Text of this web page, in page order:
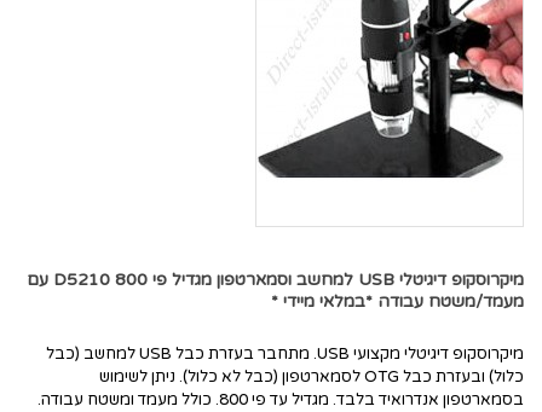
מיקרוסקופ דיגיטלי USB למחשב וסמארטפון מגדיל פי 800 D5210 עם
מעמד/משטח עבודה *במלאי מיידי *
מיקרוסקופ דיגיטלי מקצועי USB. מתחבר בעזרת כבל USB למחשב (כבל
כלול) ובעזרת כבל OTG לסמארטפון (כבל לא כלול). ניתן לשימוש
בסמארטפון אנדרואיד בלבד. מגדיל עד פי 800. כולל מעמד ומשטח עבודה.